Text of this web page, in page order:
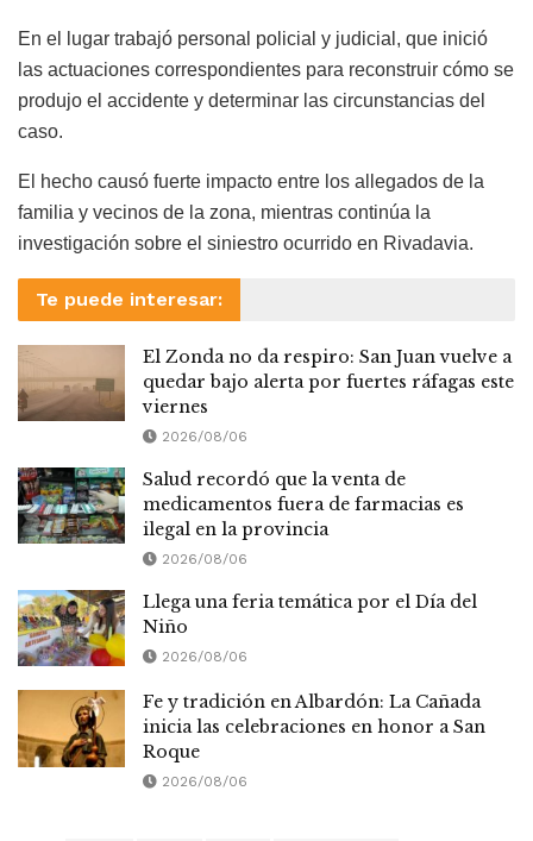
En el lugar trabajó personal policial y judicial, que inició
las actuaciones correspondientes para reconstruir cómo se
produjo el accidente y determinar las circunstancias del
caso.
El hecho causó fuerte impacto entre los allegados de la
familia y vecinos de la zona, mientras continúa la
investigación sobre el siniestro ocurrido en Rivadavia.
Te puede interesar:
El Zonda no da respiro: San Juan vuelve a
quedar bajo alerta por fuertes ráfagas este
viernes
2026/08/06
Salud recordó que la venta de
medicamentos fuera de farmacias es
ilegal en la provincia
2026/08/06
Llega una feria temática por el Día del
Niño
2026/08/06
Fe y tradición en Albardón: La Cañada
inicia las celebraciones en honor a San
Roque
2026/08/06